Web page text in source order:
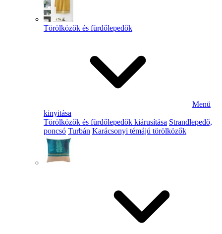
Törölközők és fürdőlepedők
Menü
kinyitása
Törölközők és fürdőlepedők kiárusítása Strandlepedő,
poncsó Turbán Karácsonyi témájú törölközők